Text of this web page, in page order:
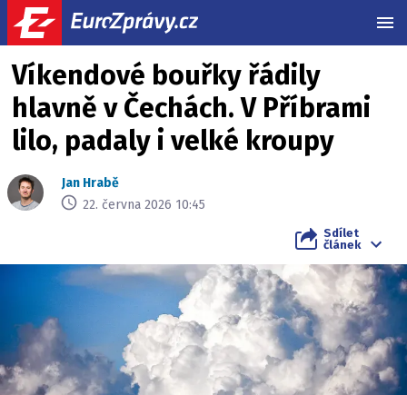
Víkendové bouřky řádily
hlavně v Čechách. V Příbrami
lilo, padaly i velké kroupy
Jan Hrabě
22. června 2026 10:45
Sdílet
článek